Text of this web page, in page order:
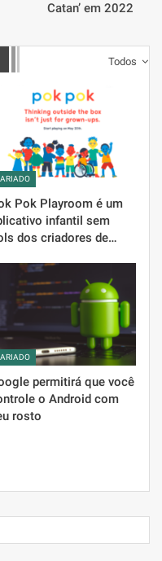
Catan’ em 2022
Todos
Pok Playroom é um
infantil sem
dos criadores de…
permitirá que você
o Android com
rosto